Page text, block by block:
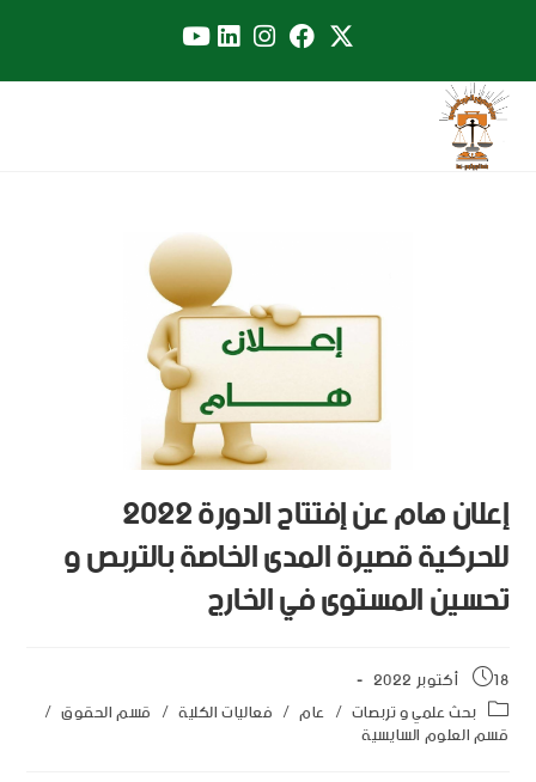
إعلان هام عن إفتتاح الدورة 2022
للحركية قصيرة المدى الخاصة بالتربص و
تحسين المستوى في الخارج
18 أكتوبر 2022
بحث علمي و تربصات / عام / فعاليات الكلية / قسم الحقوق /
قسم العلوم السايسية